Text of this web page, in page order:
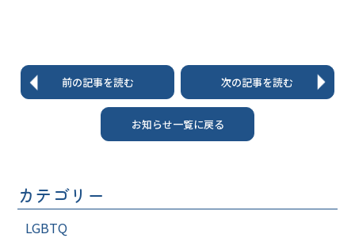
前の記事を読む
お知らせ一覧に戻る
次の記事を読む
カテゴリー
LGBTQ